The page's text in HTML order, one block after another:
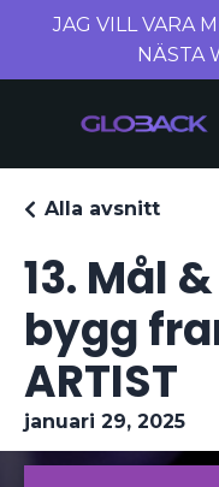
JAG VILL VARA
NÄSTA
13. Mål
bygg
ARTIST
Alla avsnitt
januari 29, 2025